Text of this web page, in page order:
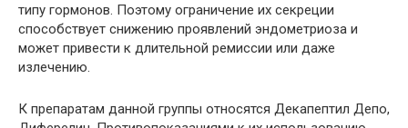
типу гормонов. Поэтому ограничение их секреции
способствует снижению проявлений эндометриоза и
может привести к длительной ремиссии или даже
излечению.
К препаратам данной группы относятся Декапептил Депо,